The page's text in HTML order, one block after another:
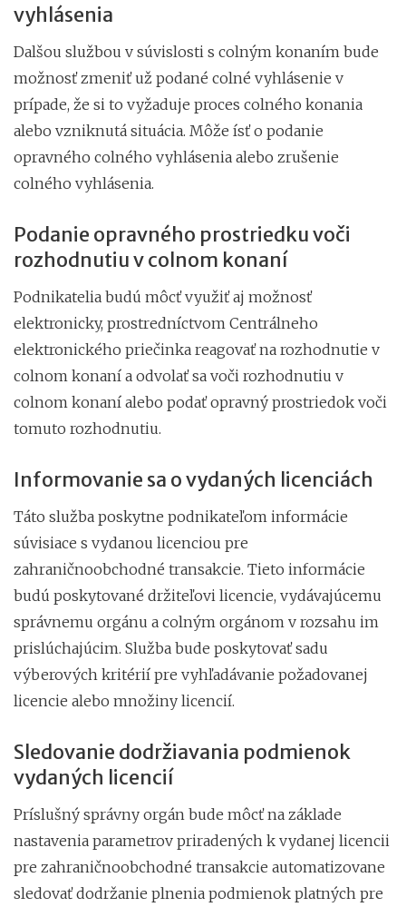
vyhlásenia
Dalšou službou v súvislosti s colným konaním bude
možnosť zmeniť už podané colné vyhlásenie v
prípade, že si to vyžaduje proces colného konania
alebo vzniknutá situácia. Môže ísť o podanie
opravného colného vyhlásenia alebo zrušenie
colného vyhlásenia.
Podanie opravného prostriedku voči
rozhodnutiu v colnom konaní
Podnikatelia budú môcť využiť aj možnosť
elektronicky, prostredníctvom Centrálneho
elektronického priečinka reagovať na rozhodnutie v
colnom konaní a odvolať sa voči rozhodnutiu v
colnom konaní alebo podať opravný prostriedok voči
tomuto rozhodnutiu.
Informovanie sa o vydaných licenciách
Táto služba poskytne podnikateľom informácie
súvisiace s vydanou licenciou pre
zahraničnoobchodné transakcie. Tieto informácie
budú poskytované držiteľovi licencie, vydávajúcemu
správnemu orgánu a colným orgánom v rozsahu im
prislúchajúcim. Služba bude poskytovať sadu
výberových kritérií pre vyhľadávanie požadovanej
licencie alebo množiny licencií.
Sledovanie dodržiavania podmienok
vydaných licencií
Príslušný správny orgán bude môcť na základe
nastavenia parametrov priradených k vydanej licencii
pre zahraničnoobchodné transakcie automatizovane
sledovať dodržanie plnenia podmienok platných pre